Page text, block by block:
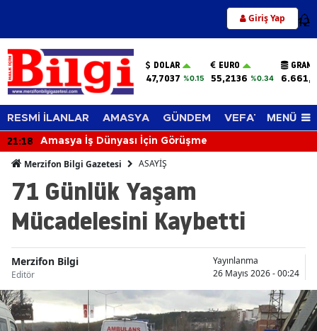
Giriş Yap 12
DOLAR
47,7037 %0.15
EURO
55,2136 %0.34
RESMİ İLANLAR AMASYA GÜNDEM VEFAT EDENLER
MENÜ
21:18 Amasya İş Dünyası İçin Görüşme
Merzifon Bilgi Gazetesi ASAYİŞ
71 Günlük Yaşam
Mücadelesini Kaybetti
Merzifon Bilgi
Editör
Yayınlanma
26 Mayıs 2026 - 00:24